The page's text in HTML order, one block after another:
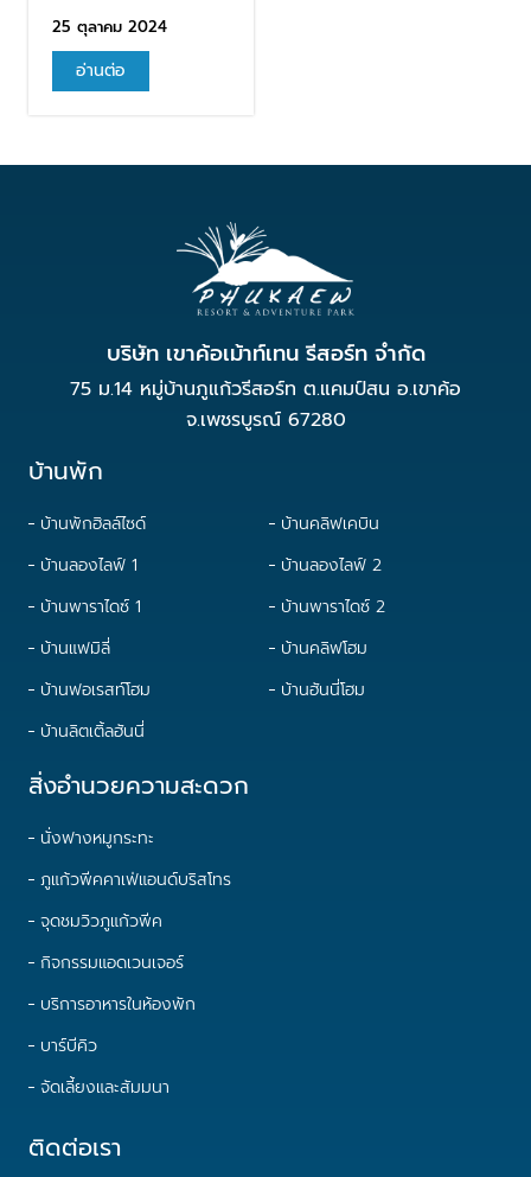
25 ตุลาคม 2024
อ่านต่อ
บริษัท เขาค้อเม้าท์เทน รีสอร์ท จำกัด
75 ม.14 หมู่บ้านภูแก้วรีสอร์ท ต.แคมป์สน อ.เขาค้อ
จ.เพชรบูรณ์ 67280
บ้านพัก
บ้านพักฮิลล์ไซด์
บ้านคลิฟเคบิน
บ้านลองไลฟ์ 1
บ้านลองไลฟ์ 2
บ้านพาราไดซ์ 1
บ้านพาราไดซ์ 2
บ้านแฟมิลี่
บ้านคลิฟโฮม
บ้านฟอเรสท์โฮม
บ้านฮันนี่โฮม
บ้านลิตเติ้ลฮันนี่
สิ่งอำนวยความสะดวก
นั่งฟางหมูกระทะ
ภูแก้วพีคคาเฟ่แอนด์บริสโทร
จุดชมวิวภูแก้วพีค
กิจกรรมแอดเวนเจอร์
บริการอาหารในห้องพัก
บาร์บีคิว
จัดเลี้ยงและสัมมนา
ติดต่อเรา